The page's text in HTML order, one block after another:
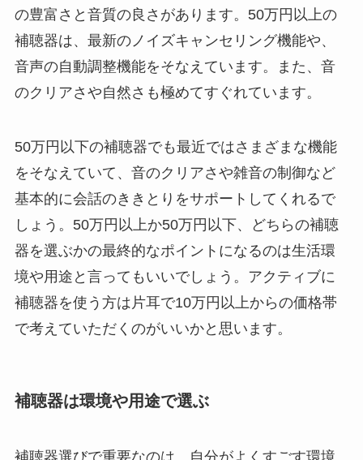
の豊富さと音質の良さがあります。50万円以上の
補聴器は、最新のノイズキャンセリング機能や、
音声の自動調整機能をそなえています。また、音
のクリアさや自然さも極めてすぐれています。
50万円以下の補聴器でも最近ではさまざまな機能
をそなえていて、音のクリアさや雑音の制御など
基本的に会話のききとりをサポートしてくれるで
しょう。50万円以上か50万円以下、どちらの補聴
器を選ぶかの最終的なポイントになるのは生活環
境や用途と言ってもいいでしょう。アクティブに
補聴器を使う方は片耳で10万円以上からの価格帯
で考えていただくのがいいかと思います。
補聴器は環境や用途で選ぶ
補聴器選びで重要なのは、自分がよくすごす環境